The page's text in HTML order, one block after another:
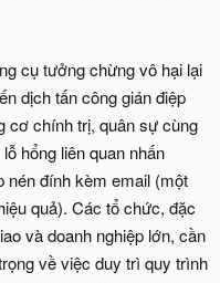
cụ tưởng chừng vô hại lại
dịch tấn công gián điệp
cơ chính trị, quân sự cùng
hổng liên quan nhấn
nén đính kèm email (một
quả). Các tổ chức, đặc
và doanh nghiệp lớn, cần
về việc duy trì quy trình